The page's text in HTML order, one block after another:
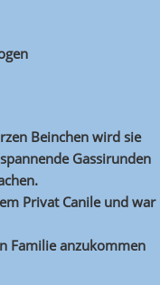
Beinchen wird sie
Gassirunden
Privat Canile und war
Familie anzukommen